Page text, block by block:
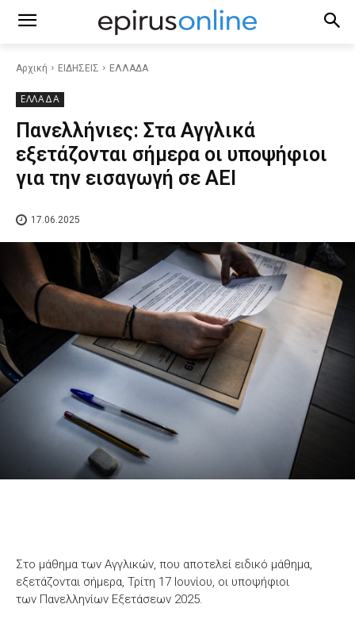
Αρχική ΕΙΔΗΣΕΙΣ ΕΛΛΑΔΑ
ΕΛΛΑΔΑ
Πανελλήνιες: Στα Αγγλικά
εξετάζονται σήμερα οι υποψήφιοι
για την εισαγωγή σε ΑΕΙ
17.06.2025
Στο μάθημα των Αγγλικών, που αποτελεί ειδικό μάθημα,
εξετάζονται σήμερα, Τρίτη 17 Ιουνίου, οι υποψήφιοι
των Πανελληνίων Εξετάσεων 2025.